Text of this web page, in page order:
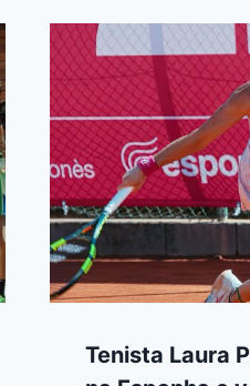
Tenista Laura